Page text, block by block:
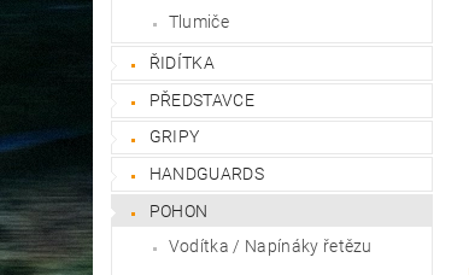
Tlumiče
ŘIDÍTKA
PŘEDSTAVCE
GRIPY
HANDGUARDS
POHON
Vodítka / Napínáky řetězu